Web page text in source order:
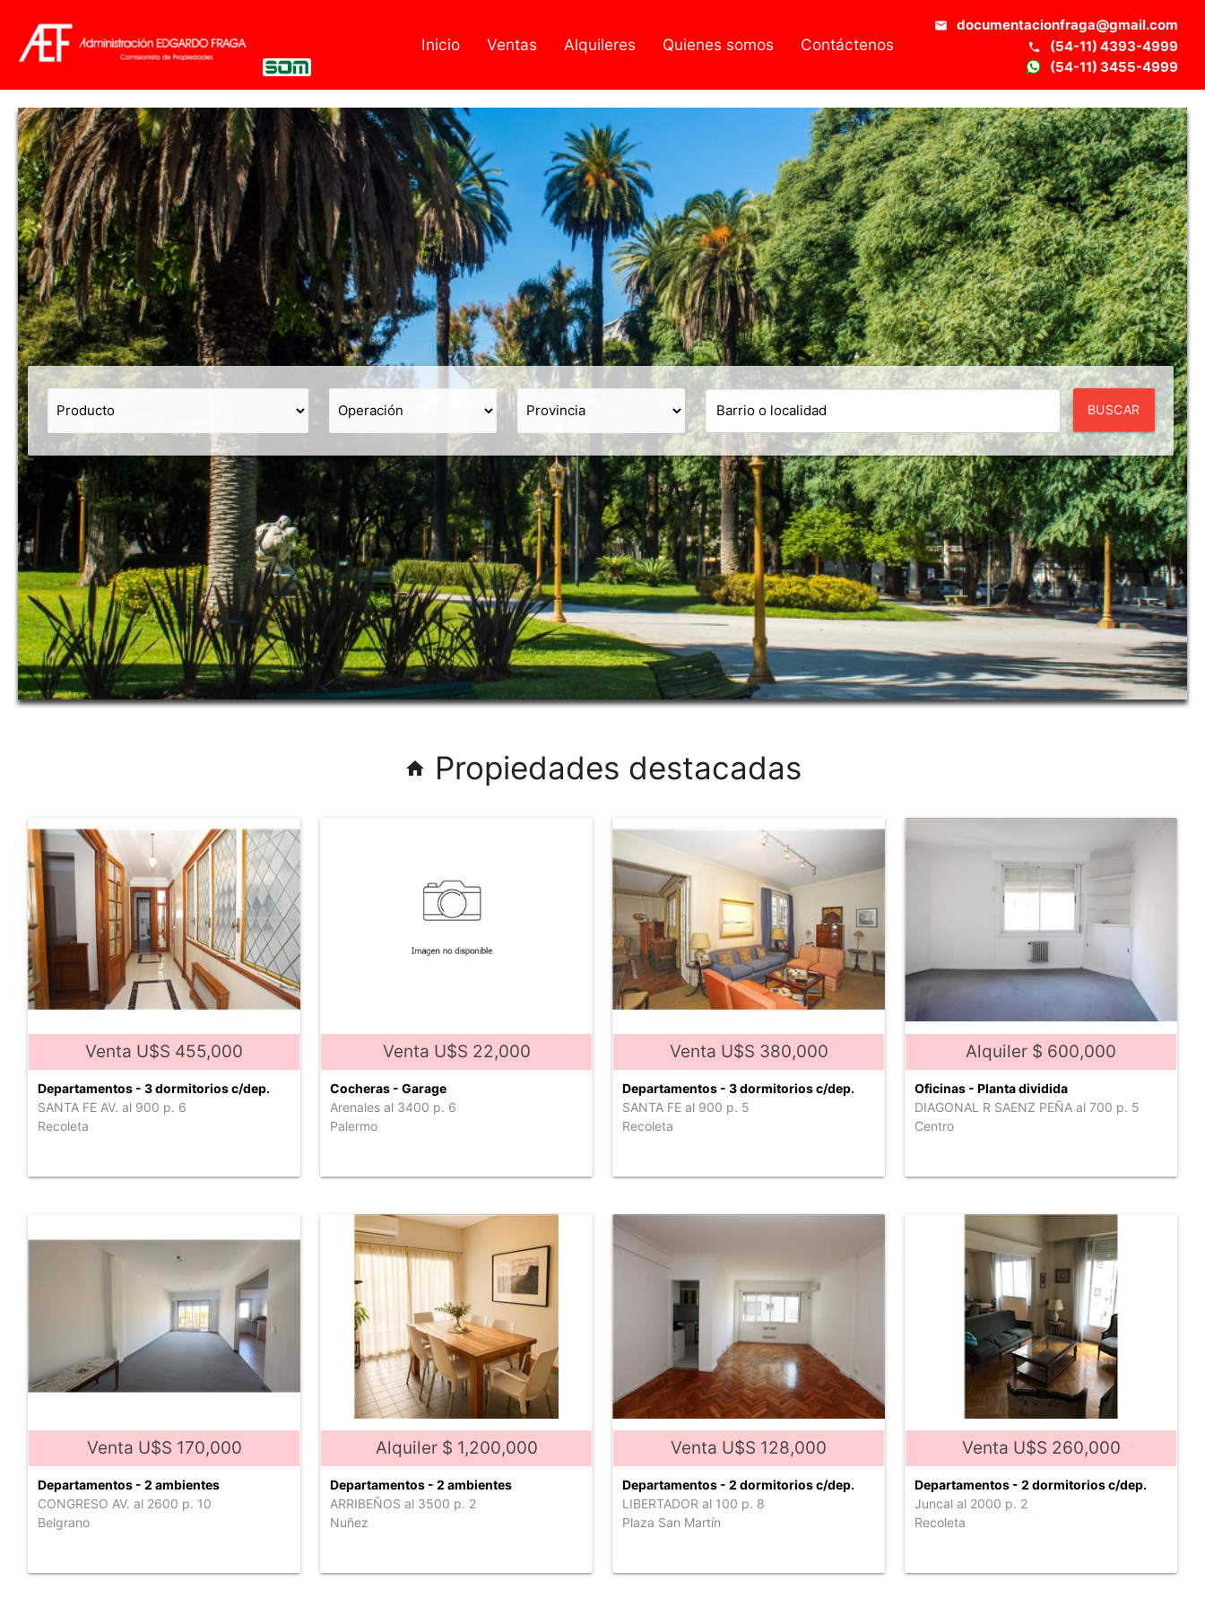
Inicio Ventas Alquileres Quienes somos Contáctenos
email documentacionfraga@gmail.com
phone
(54-11) 4393-4999
(54-11) 3455-4999
home Propiedades destacadas
Venta U$S 455,000
Departamentos - 3 dormitorios c/dep.
SANTA FE AV. al 900 p. 6
Recoleta
Venta U$S 22,000
Cocheras - Garage
Arenales al 3400 p. 6
Palermo
Venta U$S 380,000
Departamentos - 3 dormitorios c/dep.
SANTA FE al 900 p. 5
Recoleta
Alquiler $ 600,000
Oficinas - Planta dividida
DIAGONAL R SAENZ PEÑA al 700 p. 5
Centro
Venta U$S 170,000
Departamentos - 2 ambientes
CONGRESO AV. al 2600 p. 10
Belgrano
Alquiler $ 1,200,000
Departamentos - 2 ambientes
ARRIBEÑOS al 3500 p. 2
Nuñez
Venta U$S 128,000
Departamentos - 2 dormitorios c/dep.
LIBERTADOR al 100 p. 8
Plaza San Martín
Venta U$S 260,000
Departamentos - 2 dormitorios c/dep.
Juncal al 2000 p. 2
Recoleta